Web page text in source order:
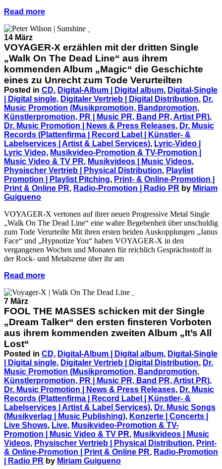
Read more
14 März
VOYAGER-X erzählen mit der dritten Single
„Walk On The Dead Line“ aus ihrem
kommenden Album „Magic“ die Geschichte
eines zu Unrecht zum Tode Verurteilten
Posted in CD, Digital-Album | Digital album, Digital-Single
| Digital single, Digitaler Vertrieb | Digital Distribution, Dr.
Music Promotion (Musikpromotion, Bandpromotion,
Künstlerpromotion, PR | Music PR, Band PR, Artist PR),
Dr. Music Promotion | News & Press Releases, Dr. Music
Records (Plattenfirma | Record Label | Künstler- &
Labelservices | Artist & Label Services), Lyric-Video |
Lyric Video, Musikvideo-Promotion & TV-Promotion |
Music Video & TV PR, Musikvideos | Music Videos,
Physischer Vertrieb | Physical Distribution, Playlist
Promotion | Playlist Pitching, Print- & Online-Promotion |
Print & Online PR, Radio-Promotion | Radio PR by Miriam
Guigueno
VOYAGER-X vertonen auf ihrer neuen Progressive Metal Single
„Walk On The Dead Line“ eine wahre Begebenheit über unschuldig
zum Tode Verurteilte Mit ihren ersten beiden Auskopplungen „Janus
Face“ und „Hypnotize You“ haben VOYAGER-X in den
vergangenen Wochen und Monaten für reichlich Gesprächsstoff in
der Rock- und Metalszene über ihr am
Read more
7 März
FOOL THE MASSES schicken mit der Single
„Dream Talker“ den ersten finsteren Vorboten
aus ihrem kommenden zweiten Album „It’s All
Lost“
Posted in CD, Digital-Album | Digital album, Digital-Single
| Digital single, Digitaler Vertrieb | Digital Distribution, Dr.
Music Promotion (Musikpromotion, Bandpromotion,
Künstlerpromotion, PR | Music PR, Band PR, Artist PR),
Dr. Music Promotion | News & Press Releases, Dr. Music
Records (Plattenfirma | Record Label | Künstler- &
Labelservices | Artist & Label Services), Dr. Music Songs
(Musikverlag | Music Publishing), Konzerte | Concerts |
Live Shows, Live, Musikvideo-Promotion & TV-
Promotion | Music Video & TV PR, Musikvideos | Music
Videos, Physischer Vertrieb | Physical Distribution, Print-
& Online-Promotion | Print & Online PR, Radio-Promotion
| Radio PR by Miriam Guigueno